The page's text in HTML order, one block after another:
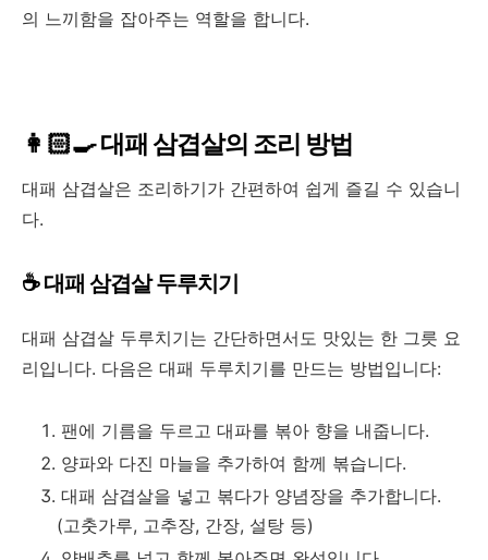
의 느끼함을 잡아주는 역할을 합니다.
👩🏻‍🍳 대패 삼겹살의 조리 방법
대패 삼겹살은 조리하기가 간편하여 쉽게 즐길 수 있습니
다.
☕ 대패 삼겹살 두루치기
대패 삼겹살 두루치기는 간단하면서도 맛있는 한 그릇 요
리입니다. 다음은 대패 두루치기를 만드는 방법입니다:
팬에 기름을 두르고 대파를 볶아 향을 내줍니다.
양파와 다진 마늘을 추가하여 함께 볶습니다.
대패 삼겹살을 넣고 볶다가 양념장을 추가합니다.
(고춧가루, 고추장, 간장, 설탕 등)